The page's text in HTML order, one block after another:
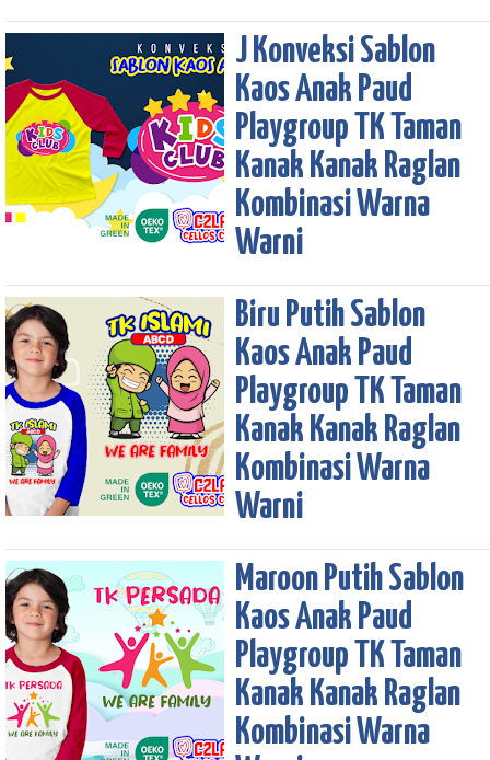
J Konveksi Sablon
Kaos Anak Paud
Playgroup TK Taman
Kanak Kanak Raglan
Kombinasi Warna
Warni
Biru Putih Sablon
Kaos Anak Paud
Playgroup TK Taman
Kanak Kanak Raglan
Kombinasi Warna
Warni
Maroon Putih Sablon
Kaos Anak Paud
Playgroup TK Taman
Kanak Kanak Raglan
Kombinasi Warna